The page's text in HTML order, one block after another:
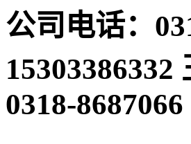
公司电话：
0318-8687066